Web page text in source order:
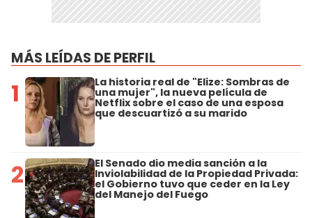
MÁS LEÍDAS DE PERFIL
1 La historia real de "Elize: Sombras de
una mujer", la nueva película de
Netflix sobre el caso de una esposa
que descuartizó a su marido
2 El Senado dio media sanción a la
Inviolabilidad de la Propiedad Privada:
el Gobierno tuvo que ceder en la Ley
del Manejo del Fuego